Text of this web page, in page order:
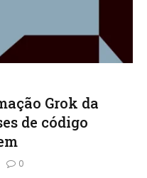
Grok da
de código
0